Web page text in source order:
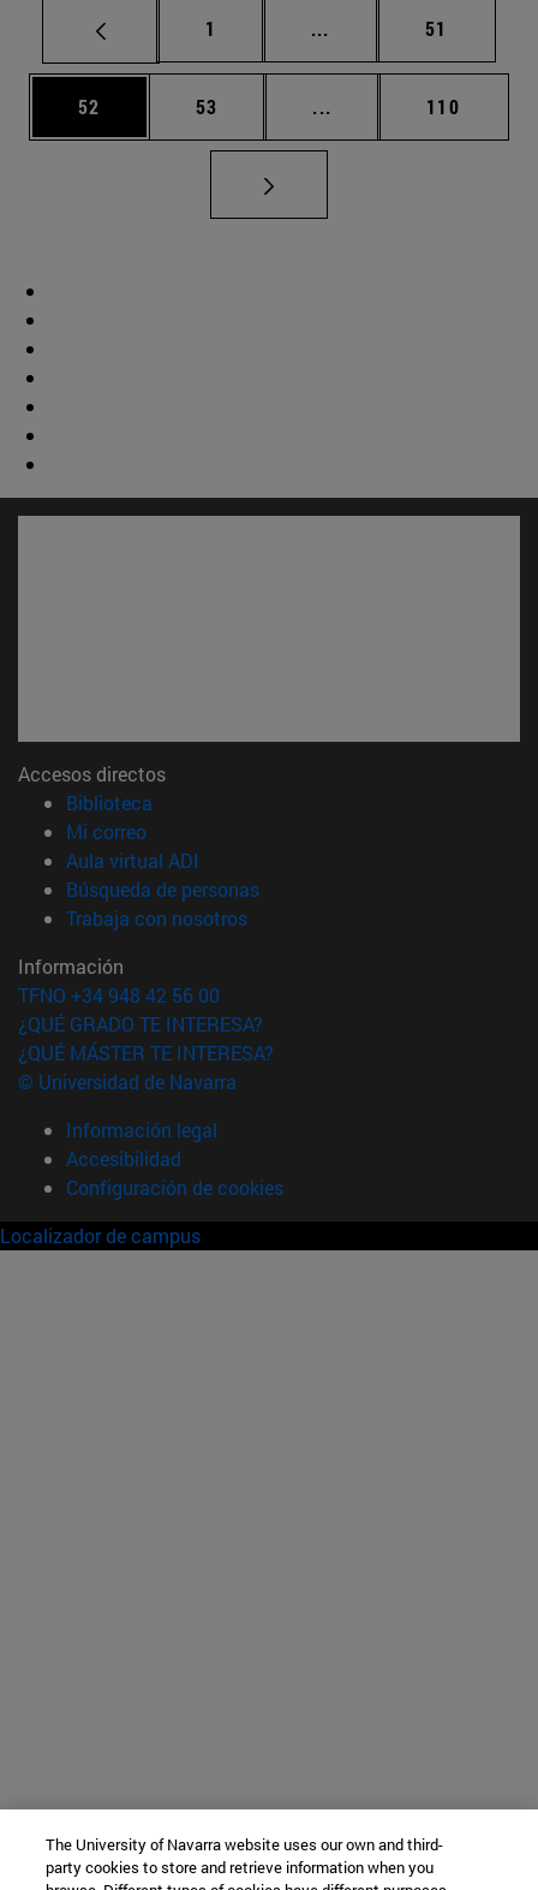
Página
1 ... Páginas intermedias
Página
51
Página
52 Página
53 ... Páginas intermedias
Página
110
Accesos directos
Biblioteca
Mi correo(abre en nueva ventana)
Aula virtual ADI
Búsqueda de personas(abre en nueva ventana)
Trabaja con nosotros(abre en nueva ventana)
Información
TFNO +34 948 42 56 00
¿QUÉ GRADO TE INTERESA?
¿QUÉ MÁSTER TE INTERESA?
© Universidad de Navarra
Información legal
Accesibilidad
Configuración de cookies
Localizador de campus
The University of Navarra website uses our own and third-
party cookies to store and retrieve information when you